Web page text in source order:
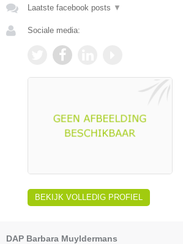
Laatste facebook posts ▼
Sociale media:
BEKIJK VOLLEDIG PROFIEL
DAP Barbara Muyldermans